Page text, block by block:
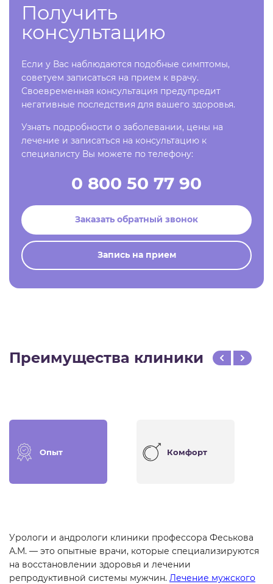
Получить
консультацию
Если у Вас наблюдаются подобные симптомы,
советуем записаться на прием к врачу.
Своевременная консультация предупредит
негативные последствия для вашего здоровья.
Узнать подробности о заболевании, цены на
лечение и записаться на консультацию к
специалисту Вы можете по телефону:
0 800 50 77 90
Заказать обратный звонок
Запись на прием
Преимущества клиники
Опыт Комфорт
Урологи и андрологи клиники профессора Феськова
А.М. — это опытные врачи, которые специализируются
на восстановлении здоровья и лечении
репродуктивной системы мужчин. Лечение мужского